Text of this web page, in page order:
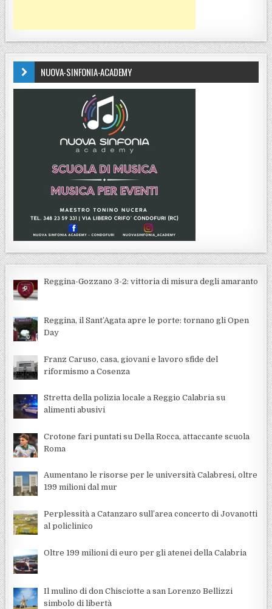
NUOVA-SINFONIA-ACADEMY
Reggina-Gozzano 3-2: vittoria di misura degli amaranto
Reggina, il Sant’Agata apre le porte: tornano gli Open
Day
Franz Caruso, casa, giovani e lavoro sfide del
riformismo a Cosenza
Stretta della polizia locale a Reggio Calabria su
alimenti abusivi
Crotone fari puntati su Della Rocca, attaccante scuola
Roma
Aumentano le risorse per le università Calabresi, oltre
199 milioni dal mur
Perplessità a Catanzaro sull’area concerto di Jovanotti
al policlinico
Oltre 199 milioni di euro per gli atenei della Calabria
Il mulino di don Chisciotte a san Lorenzo Bellizzi
simbolo di libertà